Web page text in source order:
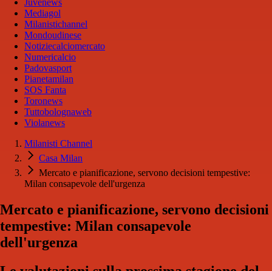
Juvenews
Mediagol
Milanistichannel
Mondoudinese
Notiziecalciomercato
Numericalcio
Padovasport
Pianetamilan
SOS Fanta
Toronews
Tuttobolognaweb
Violanews
Milanisti Channel
Casa Milan
Mercato e pianificazione, servono decisioni tempestive:
Milan consapevole dell'urgenza
Mercato e pianificazione, servono decisioni
tempestive: Milan consapevole
dell'urgenza